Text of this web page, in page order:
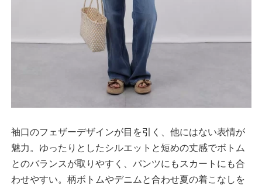
袖口のフェザーデザインが目を引く、他にはない表情が
魅力。ゆったりとしたシルエットと短めの丈感でボトム
とのバランスが取りやすく、パンツにもスカートにも合
わせやすい。柄ボトムやデニムと合わせ夏の着こなしを